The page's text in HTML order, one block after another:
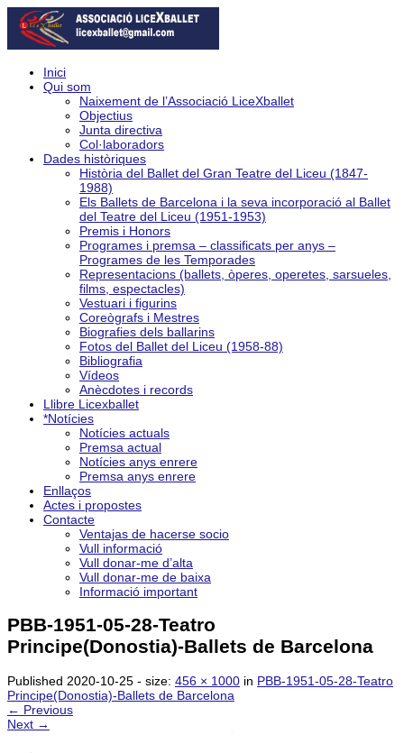
Inici
Qui som
Naixement de l’Associació LiceXballet
Objectius
Junta directiva
Col·laboradors
Dades històriques
Història del Ballet del Gran Teatre del Liceu (1847-
1988)
Els Ballets de Barcelona i la seva incorporació al Ballet
del Teatre del Liceu (1951-1953)
Premis i Honors
Programes i premsa – classificats per anys –
Programes de les Temporades
Representacions (ballets, òperes, operetes, sarsueles,
films, espectacles)
Vestuari i figurins
Coreògrafs i Mestres
Biografies dels ballarins
Fotos del Ballet del Liceu (1958-88)
Bibliografia
Vídeos
Anècdotes i records
Llibre Licexballet
*Notícies
Notícies actuals
Premsa actual
Notícies anys enrere
Premsa anys enrere
Enllaços
Actes i propostes
Contacte
Ventajas de hacerse socio
Vull informació
Vull donar-me d’alta
Vull donar-me de baixa
Informació important
PBB-1951-05-28-Teatro
Principe(Donostia)-Ballets de Barcelona
Published 2020-10-25 - size: 456 × 1000 in PBB-1951-05-28-Teatro
Principe(Donostia)-Ballets de Barcelona
← Previous
Next →